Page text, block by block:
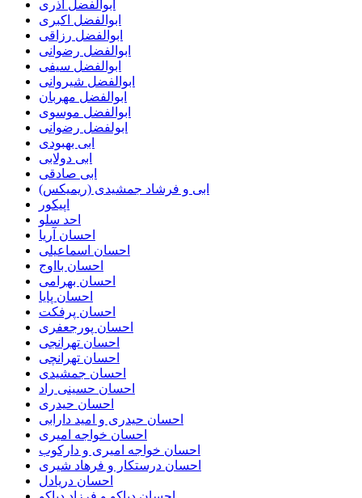
ابوالفضل آذری
ابوالفضل اکبری
ابوالفضل رزاقی
ابوالفضل رضوانی
ابوالفضل سیفی
ابوالفضل شیروانی
ابوالفضل مهربان
ابوالفضل موسوی
ابولفضل رضوانی
ابی بهبودی
ابی دولابی
ابی صادقی
ابی و فرشاد جمشیدی (ریمیکس)
اپیکور
احد سلو
احسان آریا
احسان اسماعیلی
احسان بااوج
احسان بهرامی
احسان پایا
احسان پرفکت
احسان پورجعفری
احسان تهرانجی
احسان تهرانچی
احسان جمشیدی
احسان حسینی راد
احسان حیدری
احسان حیدری و امید دارابی
احسان خواجه امیری
احسان خواجه امیری و دارکوب
احسان درستكار و فرهاد شيرى
احسان دریادل